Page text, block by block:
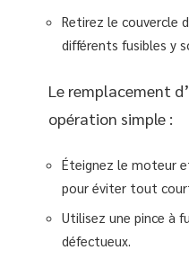
Retirez le couvercle
différents fusibles y
Le remplacement
opération simple :
Éteignez le moteur
pour éviter tout
Utilisez une pince à
défectueux.